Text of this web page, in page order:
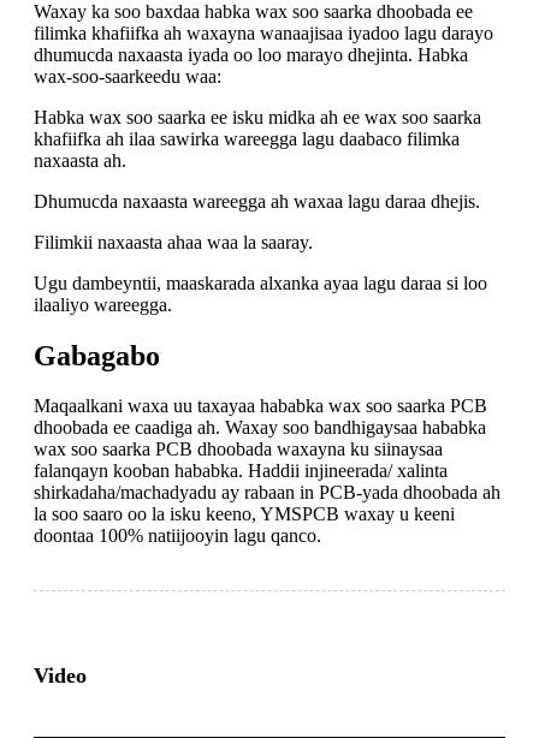
Waxay ka soo baxdaa habka wax soo saarka dhoobada ee
filimka khafiifka ah waxayna wanaajisaa iyadoo lagu darayo
dhumucda naxaasta iyada oo loo marayo dhejinta. Habka
wax-soo-saarkeedu waa:
Habka wax soo saarka ee isku midka ah ee wax soo saarka
khafiifka ah ilaa sawirka wareegga lagu daabaco filimka
naxaasta ah.
Dhumucda naxaasta wareegga ah waxaa lagu daraa dhejis.
Filimkii naxaasta ahaa waa la saaray.
Ugu dambeyntii, maaskarada alxanka ayaa lagu daraa si loo
ilaaliyo wareegga.
Gabagabo
Maqaalkani waxa uu taxayaa hababka wax soo saarka PCB
dhoobada ee caadiga ah. Waxay soo bandhigaysaa hababka
wax soo saarka PCB dhoobada waxayna ku siinaysaa
falanqayn kooban hababka. Haddii injineerada/ xalinta
shirkadaha/machadyadu ay rabaan in PCB-yada dhoobada ah
la soo saaro oo la isku keeno, YMSPCB waxay u keeni
doontaa 100% natiijooyin lagu qanco.
Video